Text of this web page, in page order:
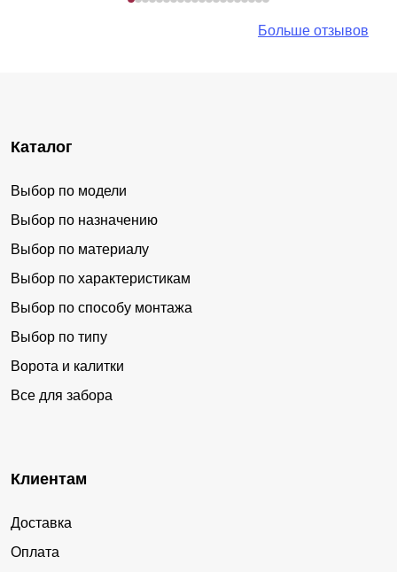
Больше отзывов
Каталог
Выбор по модели
Выбор по назначению
Выбор по материалу
Выбор по характеристикам
Выбор по способу монтажа
Выбор по типу
Ворота и калитки
Все для забора
Клиентам
Доставка
Оплата